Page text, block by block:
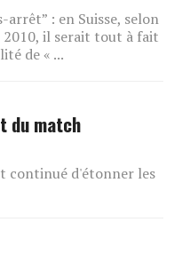
: en Suisse, selon
il serait tout à fait
de « ...
du match
continué d'étonner les